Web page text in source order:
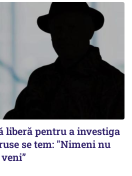
liberă pentru a investiga
se tem: "Nimeni nu